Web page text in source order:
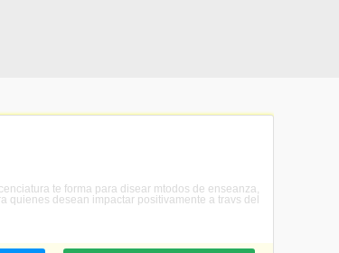
te forma para disear mtodos de enseanza,
quienes desean impactar positivamente a travs del